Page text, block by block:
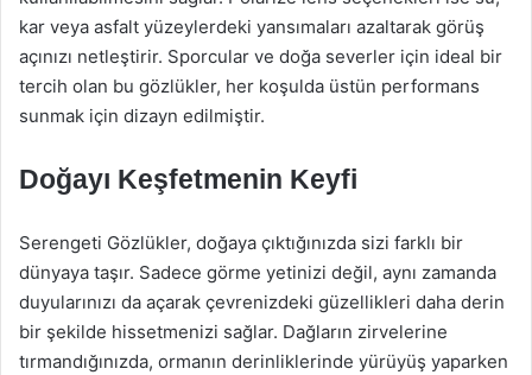
kar veya asfalt yüzeylerdeki yansımaları azaltarak görüş
açınızı netleştirir. Sporcular ve doğa severler için ideal bir
tercih olan bu gözlükler, her koşulda üstün performans
sunmak için dizayn edilmiştir.
Doğayı Keşfetmenin Keyfi
Serengeti Gözlükler, doğaya çıktığınızda sizi farklı bir
dünyaya taşır. Sadece görme yetinizi değil, aynı zamanda
duyularınızı da açarak çevrenizdeki güzellikleri daha derin
bir şekilde hissetmenizi sağlar. Dağların zirvelerine
tırmandığınızda, ormanın derinliklerinde yürüyüş yaparken